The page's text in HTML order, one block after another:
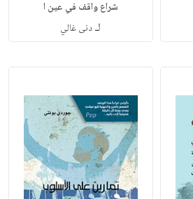
شراع واقف في عين ا
لـدنى غالي